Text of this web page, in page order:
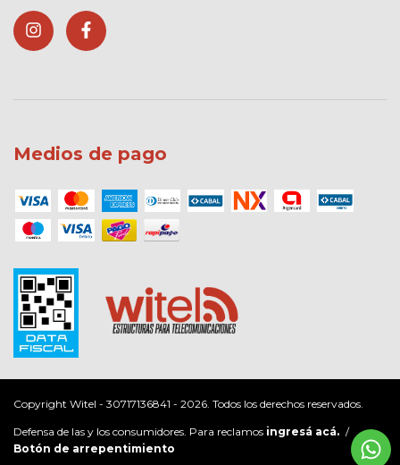
Medios de pago
Copyright Witel - 30717136841 - 2026. Todos los derechos reservados.
Defensa de las y los consumidores. Para reclamos ingresá acá. /
Botón de arrepentimiento